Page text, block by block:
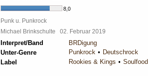
8,0
Punk u. Punkrock
Michael Brinkschulte 02. Februar 2019
Interpret/Band
BRDigung
Unter-Genre
Punkrock
Deutschrock
Label
Rookies & Kings Soulfood